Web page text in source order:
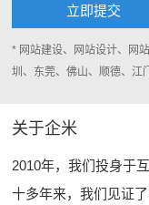
* 网站建设、网站设计、网
圳、东莞、佛山、顺德、江
关于企米
2010年，我们投身于
十多年来，我们见证